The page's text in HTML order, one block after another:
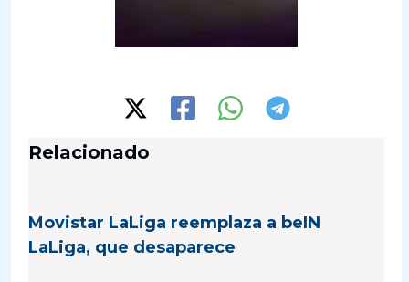
Relacionado
Movistar LaLiga reemplaza a beIN
LaLiga, que desaparece